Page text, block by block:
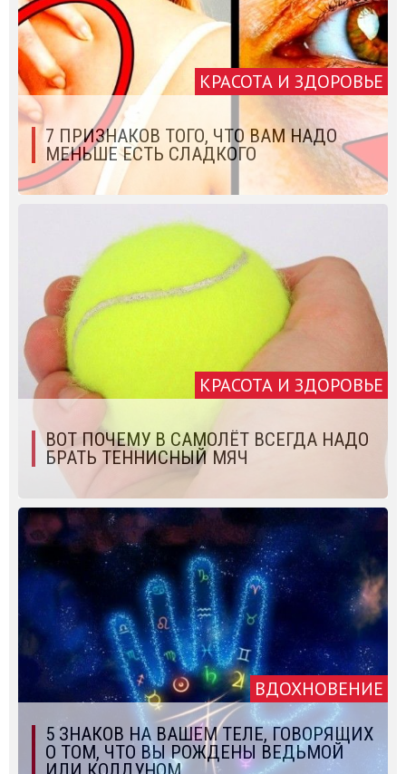
КРАСОТА И ЗДОРОВЬЕ
7 ПРИЗНАКОВ ТОГО, ЧТО ВАМ НАДО
МЕНЬШЕ ЕСТЬ СЛАДКОГО
КРАСОТА И ЗДОРОВЬЕ
ВОТ ПОЧЕМУ В САМОЛЁТ ВСЕГДА НАДО
БРАТЬ ТЕННИСНЫЙ МЯЧ
ВДОХНОВЕНИЕ
5 ЗНАКОВ НА ВАШЕМ ТЕЛЕ, ГОВОРЯЩИХ
О ТОМ, ЧТО ВЫ РОЖДЕНЫ ВЕДЬМОЙ